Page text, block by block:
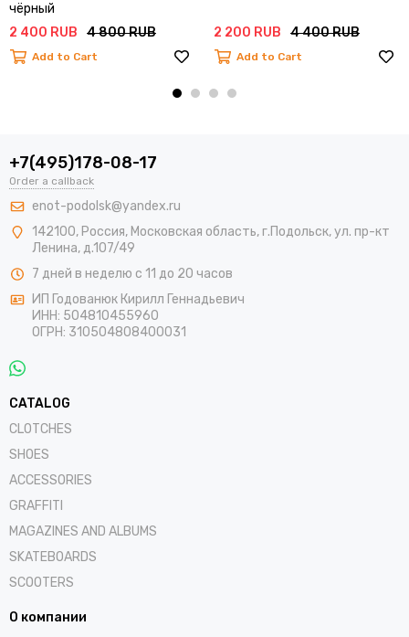
чёрный
2 400 RUB
4 800 RUB
Add to Cart
2 200 RUB 4 400 RUB
Add to Cart
+7(495)178-08-17
Order a callback
enot-podolsk@yandex.ru
142100, Россия, Московская область, г.Подольск,ул. пр-кт
Ленина, д.107/49
7 дней в неделю с 11 до 20 часов
ИП Годованюк Кирилл Геннадьевич
ИНН: 504810455960
ОГРН: 310504808400031
CATALOG
CLOTCHES
SHOES
ACCESSORIES
GRAFFITI
MAGAZINES AND ALBUMS
SKATEBOARDS
SCOOTERS
О компании